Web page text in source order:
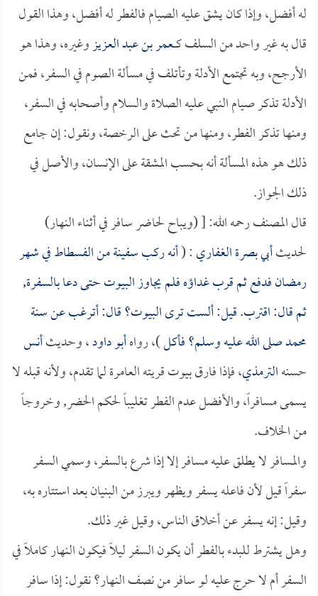
له أفضل، وإذا كان يشق عليه الصيام فالفطر له أفضل، وهذا القول
قال به غير واحد من السلف كــــعمر بن عبد العزيزوغيره، وهذا هو
الأرجح، وبه تجتمع الأدلة وتأتلف في مسألة الصوم في السفر، فمن
الأدلة تذكر صيام النبي عليه الصلاة والسلام وأصحابه في السفر،
ومنها تذكر الفطر، ومنها من تحث على الرخصة، ونقول: إن جامع
ذلك هو هذه المسألة أنه بحسب المشقة على الإنسان، والأصل في
ذلك الجواز.
قال المصنف رحمه الله: [ (ويباح لحاضر سافر في أثناء النهار)
لحديثأبي بصرة الغفاري: (أنه ركب سفينة من الفسطاط في شهر
رمضان فدفع ثم قرب غداؤه فلم يجاوز البيوت حتى دعا بالسفرة,
ثم قال: اقترب. قيل: ألست ترى البيوت؟ قال: أترغب عن سنة
محمد صلى الله عليه وسلم؟ فأكل)، رواهأبو داود، وحديثأنس
حسنهالترمذي، فإذا فارق بيوت قريته العامرة لما تقدم، ولأنه قبله لا
يسمى مسافراً، والأفضل عدم الفطر تغليباً لحكم الحضر, وخروجاً
من الخلاف.
والمسافر لا يطلق عليه مسافر إلا إذا شرع بالسفر، وسمي السفر
سفراً قيل لأن فاعله يسفر ويظهر ويبرز من البنيان بعد استتاره به،
وقيل: إنه يسفر عن أخلاق الناس، وقيل غير ذلك.
وهل يشترط للبدء بالفطر أن يكون السفر ليلاً فيكون النهار كاملاً في
السفر أم لا حرج عليه لو سافر من نصف النهار؟ نقول: إذا سافر